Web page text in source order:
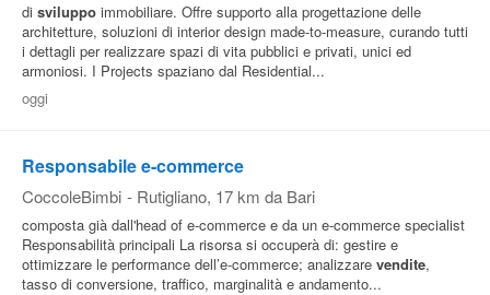
di sviluppo immobiliare. Offre supporto alla progettazione delle
architetture, soluzioni di interior design made-to-measure, curando tutti
i dettagli per realizzare spazi di vita pubblici e privati, unici ed
armoniosi. I Projects spaziano dal Residential...
oggi
Responsabile e-commerce
CoccoleBimbi - Rutigliano, 17 km da Bari
composta già dall'head of e-commerce e da un e-commerce specialist
Responsabilità principali La risorsa si occuperà di: gestire e
ottimizzare le performance dell’e-commerce; analizzare vendite,
tasso di conversione, traffico, marginalità e andamento...